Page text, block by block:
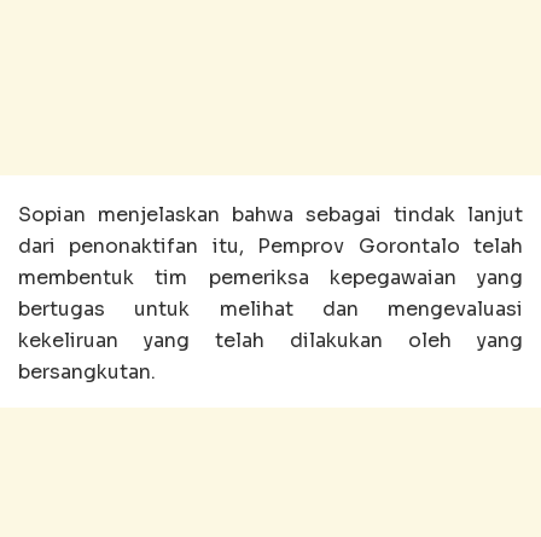
Sopian menjelaskan bahwa sebagai tindak lanjut
dari penonaktifan itu, Pemprov Gorontalo telah
membentuk tim pemeriksa kepegawaian yang
bertugas untuk melihat dan mengevaluasi
kekeliruan yang telah dilakukan oleh yang
bersangkutan.